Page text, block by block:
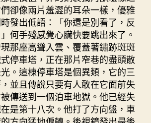
卻像兩片羞澀的耳朵一樣，優雅
發出低語：「你還是別看了，反
何手殘感覺心臟快要跳出來了。
那座高聳入雲、覆蓋著鏽跡斑斑
停車塔，正在那片窄巷的盡頭散
。這棟停車塔是個異類，它的三
並且傳說只要有人敢在它面前失
傳送到一個泊車地獄。他已經失
是第十八次。他打了方向盤，車